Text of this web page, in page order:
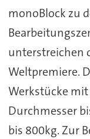
monoBlock zu
unterstreichen
Weltpremiere.
Werkstücke
Durchmesser
bis 800kg. Zur